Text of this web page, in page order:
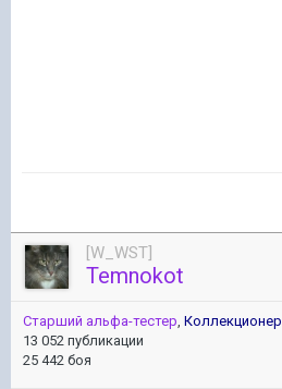
[W_WST]
Temnokot
Старший альфа-тестер Коллекционер
13 052 публикации
25 442 боя